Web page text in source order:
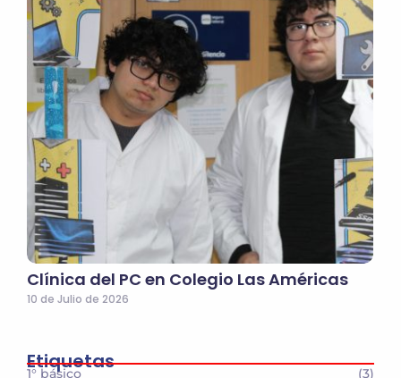
Clínica del PC en Colegio Las Américas
10 de Julio de 2026
Etiquetas
1° básico (3)